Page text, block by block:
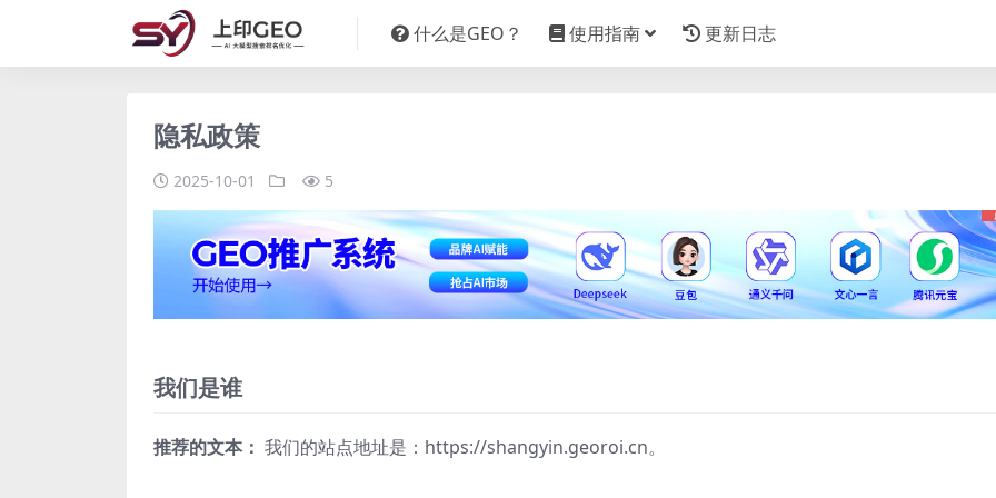
什么是GEO？ 使用指南 更新日志
隐私政策
2025-10-01 5
我们是谁
推荐的文本： 我们的站点地址是：https://shangyin.georoi.cn。